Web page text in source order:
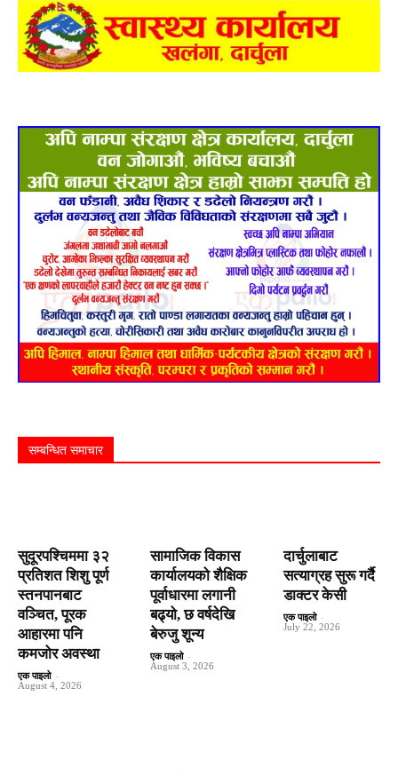
सम्बन्धित समाचार
सुदूरपश्चिममा ३२
प्रतिशत शिशु पूर्ण
स्तनपानबाट
वञ्चित, पूरक
आहारमा पनि
कमजोर अवस्था
एक पाइलो -
August 4, 2026
सामाजिक विकास
कार्यालयको शैक्षिक
पूर्वाधारमा लगानी
बढ्यो, छ वर्षदेखि
बेरुजु शून्य
एक पाइलो -
August 3, 2026
दार्चुलाबाट
सत्याग्रह सुरू गर्दै
डाक्टर केसी
एक पाइलो -
July 22, 2026